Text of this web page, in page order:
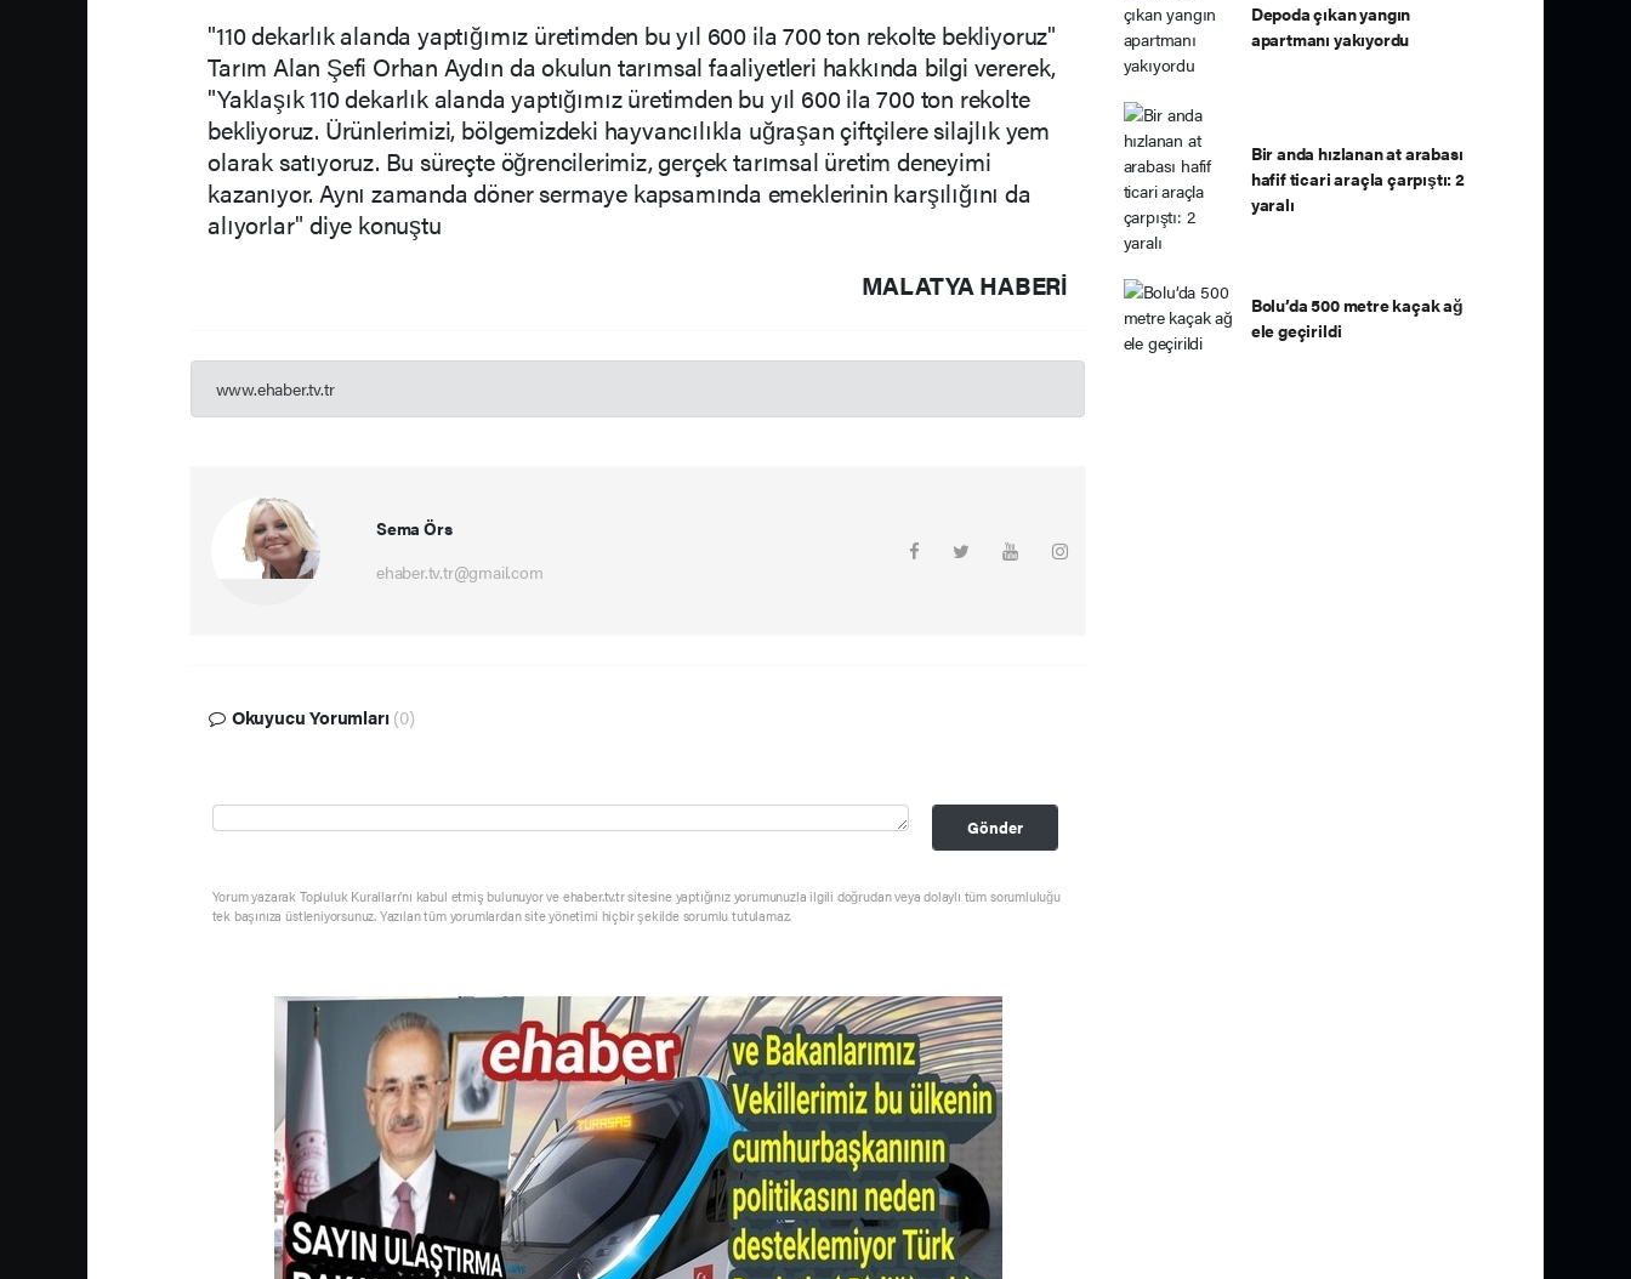
"110 dekarlık alanda yaptığımız üretimden bu yıl 600 ila 700 ton rekolte bekliyoruz"
Tarım Alan Şefi Orhan Aydın da okulun tarımsal faaliyetleri hakkında bilgi vererek,
"Yaklaşık 110 dekarlık alanda yaptığımız üretimden bu yıl 600 ila 700 ton rekolte
bekliyoruz. Ürünlerimizi, bölgemizdeki hayvancılıkla uğraşan çiftçilere silajlık yem
olarak satıyoruz. Bu süreçte öğrencilerimiz, gerçek tarımsal üretim deneyimi
kazanıyor. Aynı zamanda döner sermaye kapsamında emeklerinin karşılığını da
alıyorlar" diye konuştu
MALATYA HABERİ
www.ehaber.tv.tr
Sema Örs
ehaber.tv.tr@gmail.com
Okuyucu Yorumları (0)
Gönder
Yorum yazarak Topluluk Kuralları’nı kabul etmiş bulunuyor ve ehaber.tv.tr sitesine yaptığınız yorumunuzla ilgili doğrudan veya dolaylı tüm sorumluluğu
tek başınıza üstleniyorsunuz. Yazılan tüm yorumlardan site yönetimi hiçbir şekilde sorumlu tutulamaz.
Depoda çıkan yangın
apartmanı yakıyordu
Bir anda hızlanan at arabası
hafif ticari araçla çarpıştı: 2
yaralı
Bolu’da 500 metre kaçak ağ
ele geçirildi